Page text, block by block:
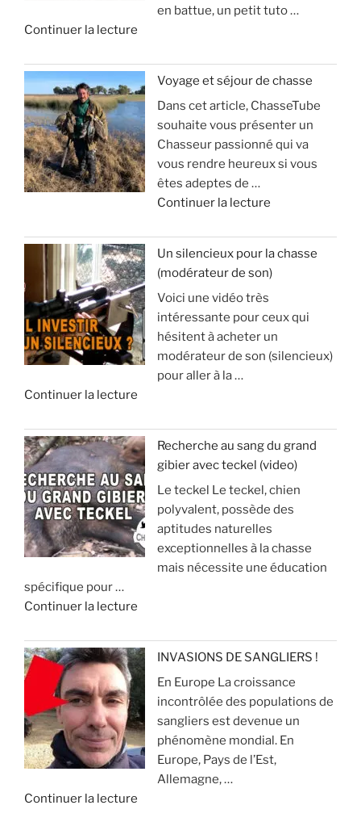
en battue, un petit tuto …
Continuer la lecture
«
B
a
l
l
e
a
p
o
p
h
y
s
à
v
o
i
r
p
o
i
t
r
q
u
e
Voyage et séjour de chasse
Dans cet article, ChasseTube
souhaite vous présenter un
Chasseur passionné qui va
vous rendre heureux si vous
êtes adeptes de …
Continuer la lecture
«
V
y
a
g
s
é
j
o
u
r
d
e
s
e
»
Un silencieux pour la chasse
(modérateur de son)
Voici une vidéo très
intéressante pour ceux qui
hésitent à acheter un
modérateur de son (silencieux)
pour aller à la …
Continuer la lecture
«
U
n
s
i
l
e
u
p
o
u
r
Recherche au sang du grand
gibier avec teckel (video)
Le teckel Le teckel, chien
polyvalent, possède des
aptitudes naturelles
exceptionnelles à la chasse
mais nécessite une éducation
spécifique pour …
Continuer la lecture
«
e
c
h
e
INVASIONS DE SANGLIERS !
En Europe La croissance
incontrôlée des populations de
sangliers est devenue un
phénomène mondial. En
Europe, Pays de l’Est,
Allemagne, …
Continuer la lecture